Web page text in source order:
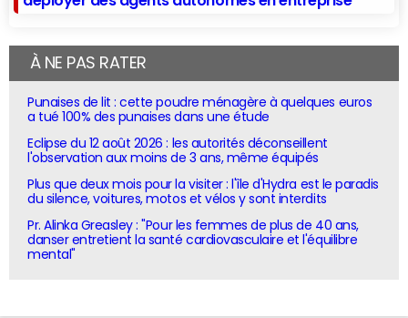
À NE PAS RATER
Punaises de lit : cette poudre ménagère à quelques euros
a tué 100% des punaises dans une étude
Eclipse du 12 août 2026 : les autorités déconseillent
l'observation aux moins de 3 ans, même équipés
Plus que deux mois pour la visiter : l'île d'Hydra est le paradis
du silence, voitures, motos et vélos y sont interdits
Pr. Alinka Greasley : "Pour les femmes de plus de 40 ans,
danser entretient la santé cardiovasculaire et l'équilibre
mental"